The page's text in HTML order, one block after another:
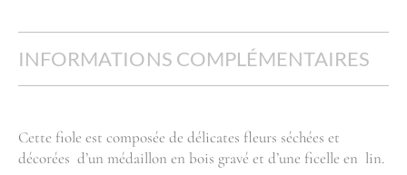
INFORMATIONS COMPLÉMENTAIRES
Cette fiole est composée de délicates fleurs séchées et
décorées d’un médaillon en bois gravé et d’une ficelle en lin.